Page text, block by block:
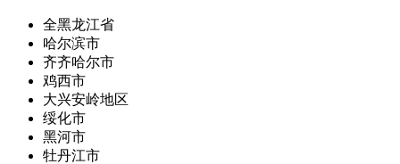
全黑龙江省
哈尔滨市
齐齐哈尔市
鸡西市
大兴安岭地区
绥化市
黑河市
牡丹江市